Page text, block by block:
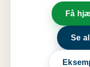
Få
Se